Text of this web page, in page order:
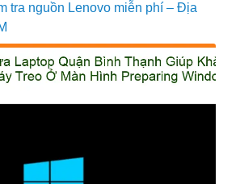
tra nguồn Lenovo miễn phí – Địa